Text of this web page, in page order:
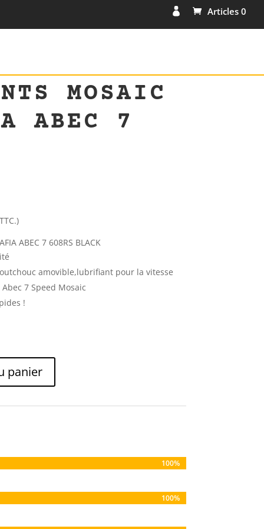
Articles 0
MOSAIC
ABEC 7
ABEC 7 608RS BLACK
amovible,lubrifiant pour la vitesse
7 Speed Mosaic
!
panier
100%
100%
100%
100%